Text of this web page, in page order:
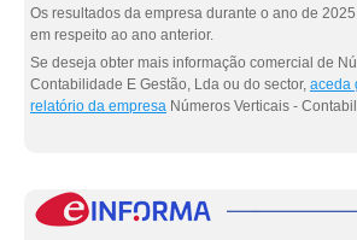
Os resultados da empresa durante o ano de
em respeito ao ano anterior.
Se deseja obter mais informação comercial de
Contabilidade E Gestão, Lda ou do sector, aceda
relatório da empresa Números Verticais -